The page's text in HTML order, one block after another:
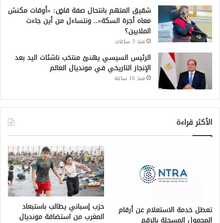
شقيق المتهم بانتحال صفة قاضٍ: «أوقات مكنش
معاه أجرة السكة».. ونتساءل من أين جاءت
الملايين؟
منذ 3 ساعات
الرئيس السيسي يهنئ منتخب ناشئات اليد بعد
الإنجاز التاريخي في مونديال العالم
منذ 16 ساعة
الأكثر قراءة
تعطل خدمة الاستعلام عن أرقام حزب إسباني يطالب باستبعاد
المغرب من استضافة مونديال